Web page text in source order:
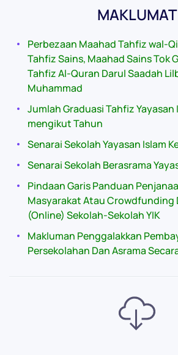
MAKLUMAT
Perbezaan Maahad Tahfiz wal-
Tahfiz Sains, Maahad Sains Tok
Tahfiz Al-Quran Darul Saadah
Muhammad
Jumlah Graduasi Tahfiz Yayasan
mengikut Tahun
Senarai Sekolah Yayasan Islam
Senarai Sekolah Berasrama
Pindaan Garis Panduan
Masyarakat Atau Crowdfunding
(Online) Sekolah-Sekolah YIK
Makluman Penggalakkan
Persekolahan Dan Asrama